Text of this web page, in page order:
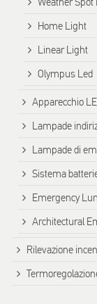
Home Light
Linear Light
Olympus Led
Apparecchio
Lampade
Lampade di
Sistema
Emergency
Architectural
Rilevazione